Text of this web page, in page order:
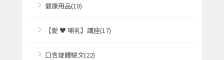
健康用品(10)
【愛 ♥ 哺乳】講座(17)
口含錠體驗文(22)